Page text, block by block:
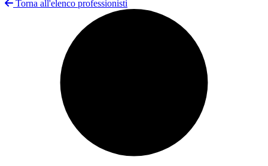
Torna all'elenco professionisti